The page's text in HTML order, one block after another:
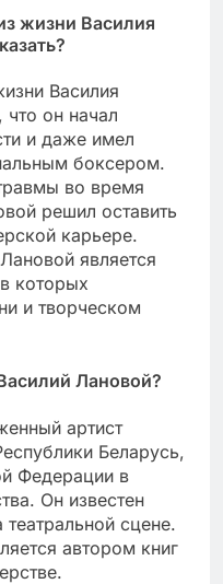
жизни Василия
Василия
он начал
и даже имел
боксером.
во время
решил оставить
карьере.
является
которых
и творческом
Лановой?
артист
Беларусь,
Федерации в
Он известен
сцене.
автором книг